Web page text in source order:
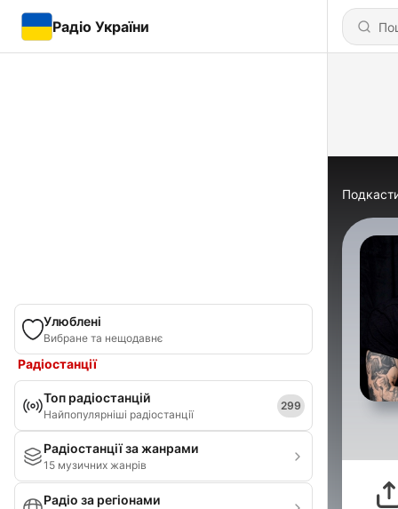
Радіо України
Улюблені
Вибране та нещодавнє
Радіостанції
Топ радіостанцій
Найпопулярніші радіостанції
299
Радіостанції за жанрами
15 музичних жанрів
Радіо за регіонами